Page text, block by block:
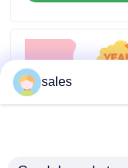
Przypadki
VR Show
Tests
sales